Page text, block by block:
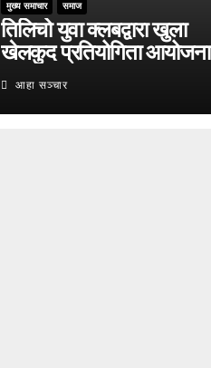
मुख्य समाचार समाज
तिलिचो युवा क्लबद्वारा खुला
खेलकुद प्रतियोगिता आयोजना
आहा सञ्चार